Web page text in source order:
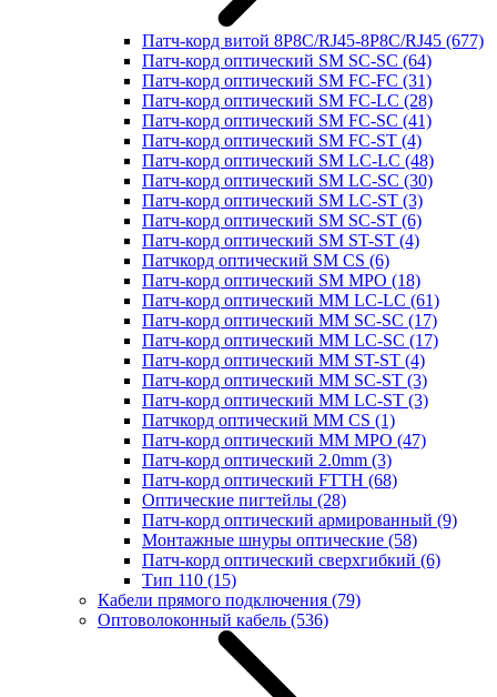
Патч-корд витой 8P8C/RJ45-8P8C/RJ45 (677)
Патч-корд оптический SM SC-SC (64)
Патч-корд оптический SM FC-FC (31)
Патч-корд оптический SM FC-LC (28)
Патч-корд оптический SM FC-SC (41)
Патч-корд оптический SM FC-ST (4)
Патч-корд оптический SM LC-LC (48)
Патч-корд оптический SM LC-SC (30)
Патч-корд оптический SM LC-ST (3)
Патч-корд оптический SM SC-ST (6)
Патч-корд оптический SM ST-ST (4)
Патчкорд оптический SM CS (6)
Патч-корд оптический SM MPO (18)
Патч-корд оптический MM LC-LC (61)
Патч-корд оптический MM SC-SC (17)
Патч-корд оптический MM LC-SC (17)
Патч-корд оптический MM ST-ST (4)
Патч-корд оптический MM SC-ST (3)
Патч-корд оптический MM LC-ST (3)
Патчкорд оптический MM CS (1)
Патч-корд оптический MM MPO (47)
Патч-корд оптический 2.0mm (3)
Патч-корд оптический FTTH (68)
Оптические пигтейлы (28)
Патч-корд оптический армированный (9)
Монтажные шнуры оптические (58)
Патч-корд оптический сверхгибкий (6)
Тип 110 (15)
Кабели прямого подключения (79)
Оптоволоконный кабель (536)